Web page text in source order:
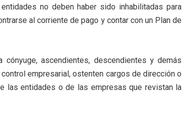
no deben haber sido inhabilitadas para
al corriente de pago y contar con un Plan de
ascendientes, descendientes y demás
empresarial, ostenten cargos de dirección o
las entidades o de las empresas que revistan la